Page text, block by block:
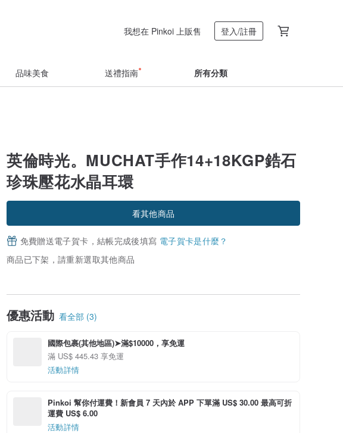
我想在 Pinkoi 上販售 登入/註冊
品味美食 送禮指南 所有分類
英倫時光。MUCHAT手作14+18KGP鋯石
珍珠壓花水晶耳環
看其他商品
免費贈送電子賀卡，結帳完成後填寫 電子賀卡是什麼？
商品已下架，請重新選取其他商品
優惠活動 看全部 (3)
國際包裹(其他地區)➤滿$10000，享免運
滿 US$ 445.43 享免運
活動詳情
Pinkoi 幫你付運費！新會員 7 天內於 APP 下單滿 US$ 30.00 最高可折
運費 US$ 6.00
活動詳情